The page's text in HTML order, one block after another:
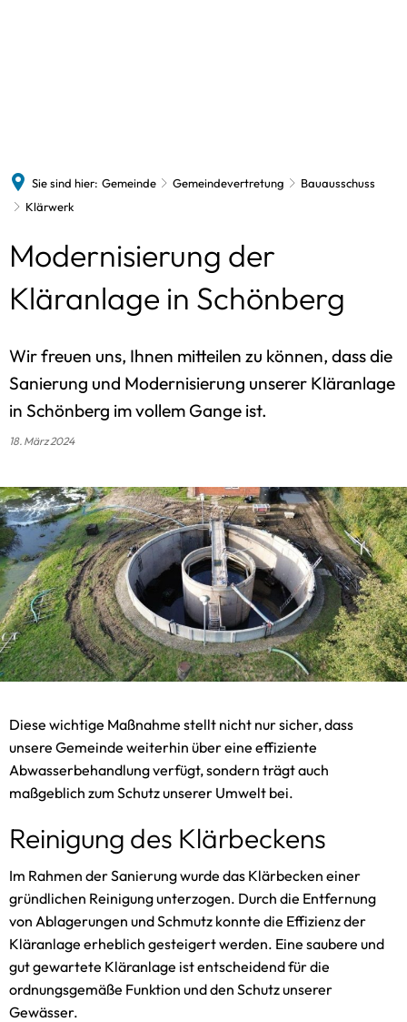
NWGS
Gemeindebrief
Bekanntmachungen
Sie sind hier: Gemeinde Gemeindevertretung
Bauausschuss
Klärwerk
Modernisierung der
Kläranlage in Schönberg
Wir freuen uns, Ihnen mitteilen zu können, dass die
Sanierung und Modernisierung unserer Kläranlage
in Schönberg im vollem Gange ist.
18. März 2024
Diese wichtige Maßnahme stellt nicht nur sicher, dass
unsere Gemeinde weiterhin über eine effiziente
Abwasserbehandlung verfügt, sondern trägt auch
maßgeblich zum Schutz unserer Umwelt bei.
Reinigung des Klärbeckens
Im Rahmen der Sanierung wurde das Klärbecken einer
gründlichen Reinigung unterzogen. Durch die Entfernung
von Ablagerungen und Schmutz konnte die Effizienz der
Kläranlage erheblich gesteigert werden. Eine saubere und
gut gewartete Kläranlage ist entscheidend für die
ordnungsgemäße Funktion und den Schutz unserer
Gewässer.